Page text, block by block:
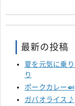
最新の投稿
夏を元気に乗
り
ポークカレー🍛
ガパオライス♪